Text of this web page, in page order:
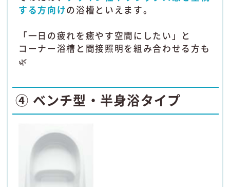
する方向けの浴槽といえます。
「一日の疲れを癒やす空間にしたい」と
コーナー浴槽と間接照明を組み合わせる方も
🌿
④ ベンチ型・半身浴タイプ